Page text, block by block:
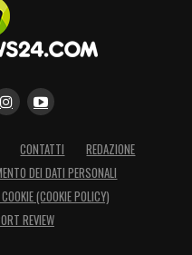
CONTATTI
REDAZIONE
DEI DATI PERSONALI
(COOKIE POLICY)
REVIEW